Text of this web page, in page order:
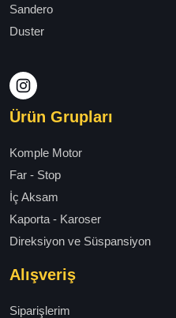
Sandero
Duster
Ürün Grupları
Komple Motor
Far - Stop
İç Aksam
Kaporta - Karoser
Direksiyon ve Süspansiyon
Alışveriş
Siparişlerim